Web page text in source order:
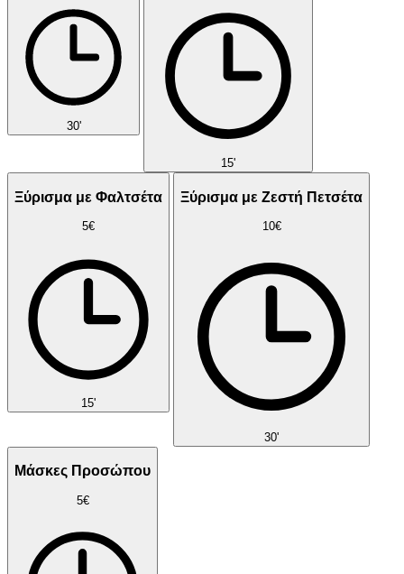
30'
15'
Ξύρισμα με Φαλτσέτα
5€
15'
Ξύρισμα με Ζεστή Πετσέτα
10€
30'
Μάσκες Προσώπου
5€